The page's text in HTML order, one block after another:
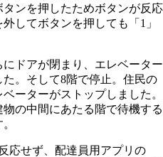
ンを押したためボタンが反応
してボタンを押しても「1」
ドアが閉まり、エレベーター
。そして8階で停止。住民の
ーターがストップしました。
の中間にあたる階で待機する
応せず、配達員用アプリの